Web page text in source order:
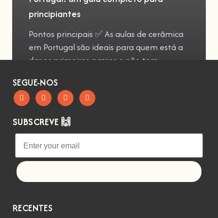
principiantes
Pontos principais ✅ As aulas de cerâmica
em Portugal são ideais para quem está a
dar os primeiros passos e não tem
SEGUE-NOS
SUBSCREVE 🙌
RECENTES